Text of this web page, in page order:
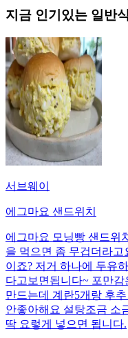
지금 인기있는 일반식
서브웨이
에그마요 샌드위치
에그마요 모닝빵 샌드위
을 먹으면 좀 무겁더라
이죠? 저거 하나에 두유
다고보면됩니다~ 포만
만드는데 계란5개랑 후
안좋아해요 설탕조금 소
딱 요렇게 넣으면 됩니다.